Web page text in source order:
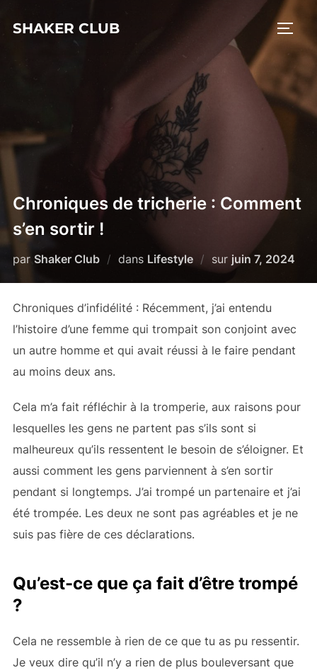
SHAKER CLUB
Chroniques de tricherie : Comment
s’en sortir !
par Shaker Club dans Lifestyle sur Publié
juin 7, 2024
Chroniques d’infidélité : Récemment, j’ai entendu
l’histoire d’une femme qui trompait son conjoint avec
un autre homme et qui avait réussi à le faire pendant
au moins deux ans.
Cela m’a fait réfléchir à la tromperie, aux raisons pour
lesquelles les gens ne partent pas s’ils sont si
malheureux qu’ils ressentent le besoin de s’éloigner. Et
aussi comment les gens parviennent à s’en sortir
pendant si longtemps. J’ai trompé un partenaire et j’ai
été trompée. Les deux ne sont pas agréables et je ne
suis pas fière de ces déclarations.
Qu’est-ce que ça fait d’être trompé
?
Cela ne ressemble à rien de ce que tu as pu ressentir.
Je veux dire qu’il n’y a rien de plus bouleversant que